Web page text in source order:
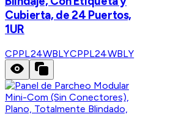
Cubierta, de 24 Puertos,
1UR
CPPL24WBLYCPPL24WBLY